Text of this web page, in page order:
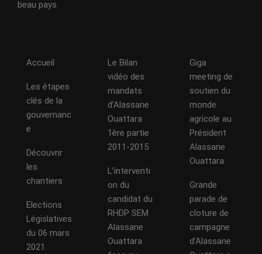
beau pays.
Accueil
Les étapes
clés de la
gouvernanc
e
Découvrir
les
chantiers
Elections
Législatives
du 06 mars
2021.
Le Bilan
vidéo des
mandats
d’Alassane
Ouattara
1ère partie
2011-2015
L’interventi
on du
candidat du
RHDP SEM
Alassane
Ouattara
Giga
meeting de
soutien du
monde
agricole au
Président
Alassane
Ouattara
Grande
parade de
cloture de
campagne
d’Alassane